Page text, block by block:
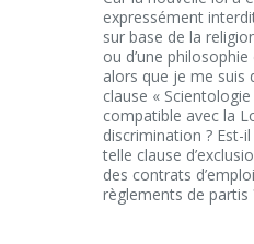
expressément
sur base de la
ou d’une philosophie
alors que je me suis
clause «
compatible avec la
discrimination ? Est-
telle clause
des contrats
règlements de partis